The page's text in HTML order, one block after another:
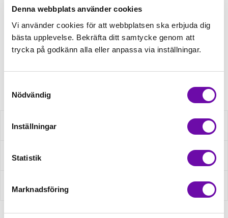
Denna webbplats använder cookies
Vi använder cookies för att webbplatsen ska erbjuda dig
bästa upplevelse. Bekräfta ditt samtycke genom att
trycka på godkänn alla eller anpassa via inställningar.
Nödvändig
Inställningar
Statistik
Marknadsföring
Lägg till varukorgen
Finns i lager
Minsta beställning: 1 st
Beskrivning
Fråga om produkt
Recensioner